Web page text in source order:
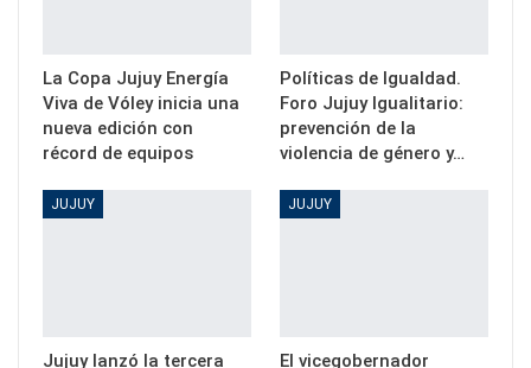
La Copa Jujuy Energía
Viva de Vóley inicia una
nueva edición con
récord de equipos
Políticas de Igualdad.
Foro Jujuy Igualitario:
prevención de la
violencia de género y…
JUJUY
Jujuy lanzó la tercera
JUJUY
El vicegobernador